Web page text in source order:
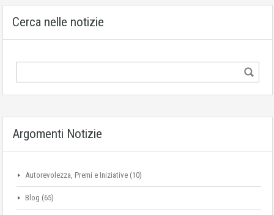
Cerca nelle notizie
Argomenti Notizie
Autorevolezza, Premi e Iniziative (10)
Blog (65)